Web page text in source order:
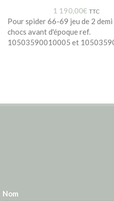
1 190,00€ TTC
Pour spider 66-69 jeu de 2
chocs avant d'époque ref.
10503590010005 et
Nom